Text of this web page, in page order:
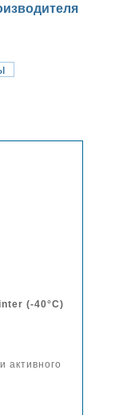
(-40°C)
активного